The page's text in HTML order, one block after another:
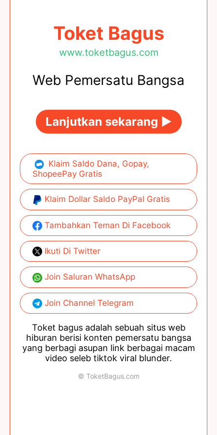
Toket Bagus
www.toketbagus.com
Web Pemersatu Bangsa
Lanjutkan sekarang ►
Klaim Saldo Dana, Gopay,
ShopeePay Gratis
Klaim Dollar Saldo PayPal Gratis
Tambahkan Teman Di Facebook
Ikuti Di Twitter
Join Saluran WhatsApp
Join Channel Telegram
Toket bagus adalah sebuah situs web
hiburan berisi konten pemersatu bangsa
yang berbagi asupan link berbagai macam
video seleb tiktok viral blunder.
© ToketBagus.com